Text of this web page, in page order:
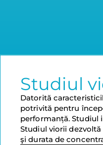
Studiul
Datorită
potrivită pentru
performanță. Studiul
Studiul viorii
şi durata de